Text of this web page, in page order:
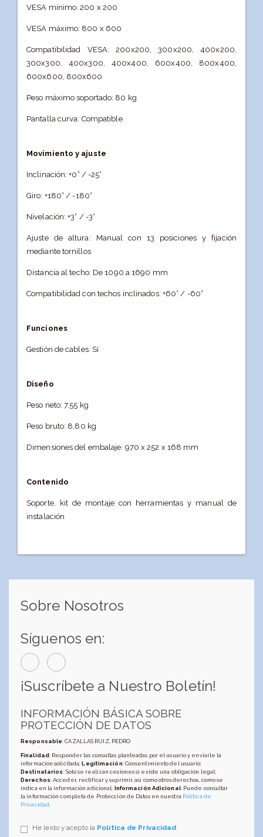
VESA mínimo: 200 x 200
VESA máximo: 800 x 600
Compatibilidad VESA: 200x200, 300x200, 400x200,
300x300, 400x300, 400x400, 600x400, 800x400,
600x600, 800x600
Peso máximo soportado: 80 kg
Pantalla curva: Compatible
Movimiento y ajuste
Inclinación: +0° / -25°
Giro: +180° / -180°
Nivelación: +3° / -3°
Ajuste de altura: Manual con 13 posiciones y fijación
mediante tornillos
Distancia al techo: De 1090 a 1690 mm
Compatibilidad con techos inclinados: +60° / -60°
Funciones
Gestión de cables: Sí
Diseño
Peso neto: 7,55 kg
Peso bruto: 8,80 kg
Dimensiones del embalaje: 970 x 252 x 168 mm
Contenido
Soporte, kit de montaje con herramientas y manual de
instalación
Sobre Nosotros
Síguenos en:
¡Suscríbete a Nuestro Boletín!
INFORMACIÓN BÁSICA SOBRE
PROTECCIÓN DE DATOS
Responsable: CAZALLAS RUIZ, PEDRO
Finalidad: Responder las consultas planteadas por el usuario y enviarle la
información solicitada;Legitimación: Consentimiento del usuario;
Destinatarios: Solo se realizan cesiones si existe una obligación legal;
Derechos: Acceder, rectificar y suprimir, así como otros derechos, como se
indica en la información adicional; Información Adicional: Puede consultar
la información completa de Protección de Datos en nuestra Política de
Privacidad
He leído y acepto la Política de Privacidad.